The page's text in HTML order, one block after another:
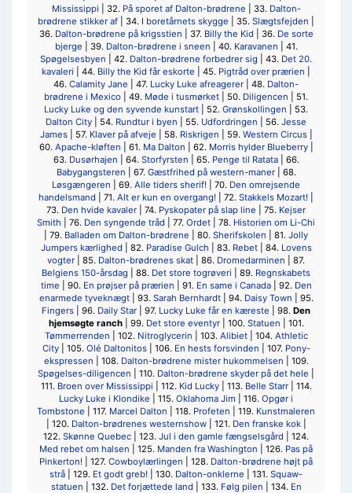
Mississippi | 32. På sporet af Dalton-brødrene | 33. Dalton-
brødrene stikker af | 34. I boretårnets skygge | 35. Slægtsfejden
36. Dalton-brødrene på krigsstien | 37. Billy the Kid | 36. De sorte
bjerge | 39. Dalton-brødrene i sneen | 40. Karavanen | 41.
Spøgelsesbyen | 42. Dalton-brødrene forbedrer sig | 43. Det 20.
kavaleri | 44. Billy the Kid får eskorte | 45. Pigtråd over prærien
46. Calamity Jane | 47. Lucky Luke afreagerer | 48. Dalton-
brødrene i Mexico | 49. Møde i tusmørket | 50. Diligencen | 51.
Lucky Luke og den syvende kunstart | 52. Grønskollingen | 53.
Dalton City | 54. Rundtur i byen | 55. Udfordringen | 56. Jesse
James| 57. Klaver på afveje | 58. Riskrigen | 59. Western Circus|
60. Apache-kløften | 61. Ma Dalton | 62. Morris hylder Blueberry|
63. Dusørhajen | 64. Storfyrsten | 65. Penge til Ratata| 66.
Babygangsteren | 67. Gæstfrihed på western-maner| 68.
Løsgængeren | 69. Alle tiders sherif! | 70. Den omrejsende
handelsmand | 71. Alt er kun en overgang! | 72. Stakkels Mozart!
73. Den hvide kavaler | 74. Pyskopater på slap line | 75. Kejser
Smith | 76. Den syngende tråd | 77. Ordet | 78. Historien om Li-Chi
| 79. Balladen om Dalton-brødrene | 80. Sherifskolen | 81. Jolly
Jumpers kærlighed | 82. Paradise Gulch | 83. Rebet| 84. Lovens
vogter | 85. Dalton-brødrenes skat | 86. Dromedarminen | 87.
Belgiens 150-årsdag | 88. Det store togrøveri | 89. Regnskabets
time | 90. En prøjser på prærien | 91. En same i Canada| 92. Den
enarmede tyveknægt| 93. Sarah Bernhardt| 94. Daisy Town | 95.
Fingers | 96. Daily Star | 97. Lucky Luke får en kæreste | 98. Den
hjemsøgte ranch| 99. Det store eventyr| 100. Statuen | 101.
Tømmerrenden | 102. Nitroglycerin | 103. Alibiet| 104. Athletic
City| 105. Olé Daltonitos| 106. En hests forsvinden | 107. Pony-
ekspressen | 108. Dalton-brødrene mister hukommelsen | 109.
Spøgelses-diligencen | 110. Dalton-brødrene skyder på det hele
111. Broen over Mississippi | 112. Kid Lucky| 113. Belle Starr| 114.
Lucky Luke i Klondike | 115. Oklahoma Jim | 116. Opgør i
Tombstone | 117. Marcel Dalton | 118. Profeten | 119. Kunstmaleren
| 120. Dalton-brødrenes westernshow| 121. Den franske kok|
122. Skønne Quebec | 123. Jul i den gamle fængselsgård | 124.
Med rebet om halsen | 125. Manden fra Washington | 126. Pas på
Pinkerton! | 127. Cowboylærlingen | 128. Dalton-brødrene højt på
strå | 129. Et godt greb! | 130. Dalton-onklerne | 131. Squaw-
statuen | 132. Det forjættede land | 133. Følg pilen | 134. En